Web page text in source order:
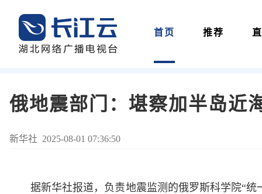
首页 推荐
俄地震部门：堪察加半岛近
​新华社 2025-08-01 07:36:50
据新华社报道，负责地震监测的俄罗斯科学院“